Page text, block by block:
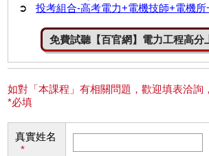
➲
投考組合-高考電力+電機技師+電機所
免費試聽【百官網】電力工程高分
如對「本課程」有相關問題，歡迎填表洽
*必填
真實姓名
*